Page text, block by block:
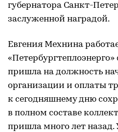
губернатора Санкт-
заслуженной наградой.
Евгения Мехнина
«Петербургтеплоэнерго»
пришла на должность
организации и оплаты
к сегодняшнему дню
в полном составе
пришла много лет назад.